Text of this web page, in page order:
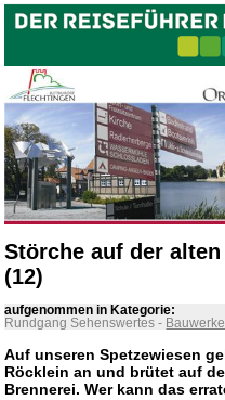
Störche auf der
(12)
aufgenommen in Kategorie:
Rundgang Sehenswertes -
Auf unseren Spetzewiesen
Röcklein an und brütet auf
Brennerei. Wer kann das